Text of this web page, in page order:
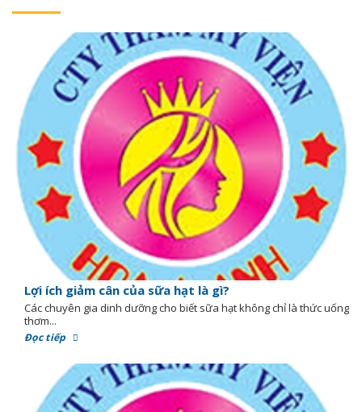
Lợi ích giảm cân của sữa hạt là gì?
Các chuyên gia dinh dưỡng cho biết sữa hạt không chỉ là thức uống
thơm...
Đọc tiếp